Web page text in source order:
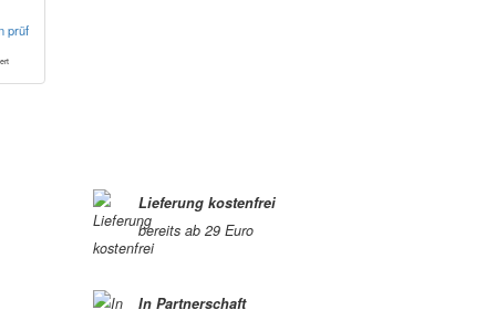
Lieferung kostenfrei
bereits ab 29 Euro
In Partnerschaft